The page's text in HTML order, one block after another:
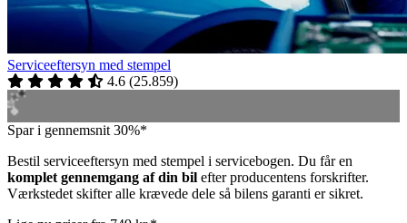
Serviceeftersyn med stempel
4.6 (25.859)
Spar i gennemsnit 30%*
Bestil serviceeftersyn med stempel i servicebogen. Du får en
komplet gennemgang af din bil efter producentens forskrifter.
Værkstedet skifter alle krævede dele så bilens garanti er sikret.